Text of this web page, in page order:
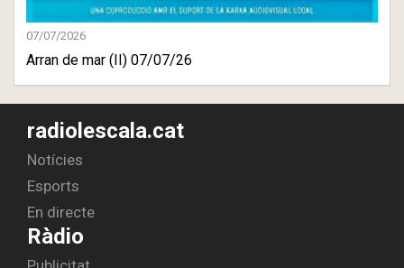
07/07/2026
Arran de mar (II) 07/07/26
radiolescala.cat
Notícies
Esports
En directe
Ràdio